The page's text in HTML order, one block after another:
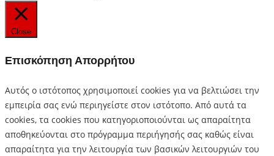
Close
Επισκόπηση Απορρήτου
Αυτός ο ιστότοπος χρησιμοποιεί cookies για να βελτιώσει την
εμπειρία σας ενώ περιηγείστε στον ιστότοπο. Από αυτά τα
cookies, τα cookies που κατηγοριοποιούνται ως απαραίτητα
αποθηκεύονται στο πρόγραμμα περιήγησής σας καθώς είναι
απαραίτητα για την λειτουργία των βασικών λειτουργιών του